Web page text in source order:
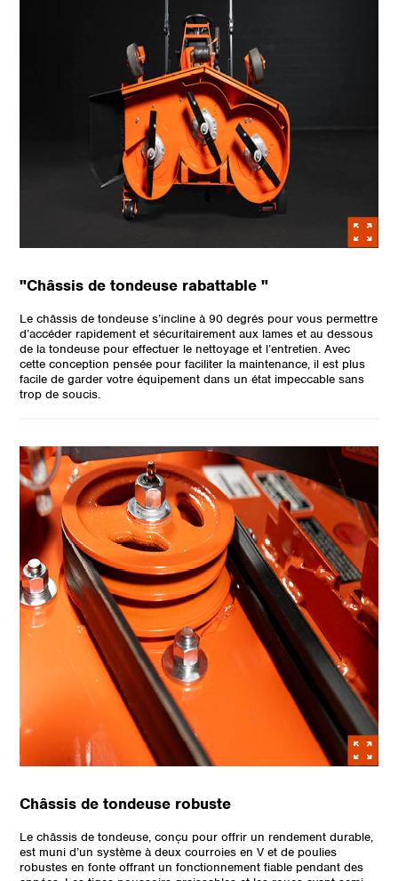
"Châssis de tondeuse rabattable "
Le châssis de tondeuse s’incline à 90 degrés pour vous permettre
d’accéder rapidement et sécuritairement aux lames et au dessous
de la tondeuse pour effectuer le nettoyage et l’entretien. Avec
cette conception pensée pour faciliter la maintenance, il est plus
facile de garder votre équipement dans un état impeccable sans
trop de soucis.
Châssis de tondeuse robuste
Le châssis de tondeuse, conçu pour offrir un rendement durable,
est muni d’un système à deux courroies en V et de poulies
robustes en fonte offrant un fonctionnement fiable pendant des